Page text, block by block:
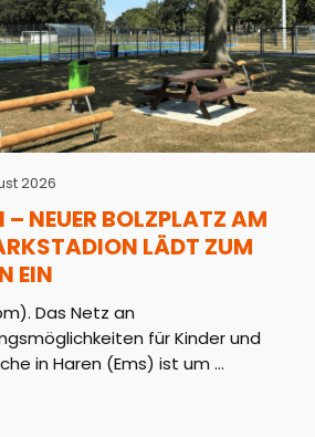
2026
– NEUER BOLZPLATZ AM
LÄDT ZUM
EIN
Das Netz an
für Kinder und
in Haren (Ems) ist um ...